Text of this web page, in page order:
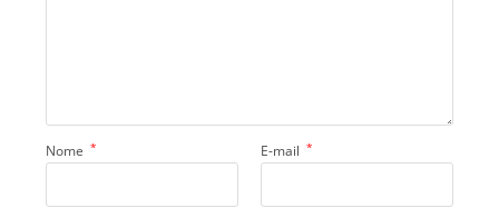
Nome * E-mail *